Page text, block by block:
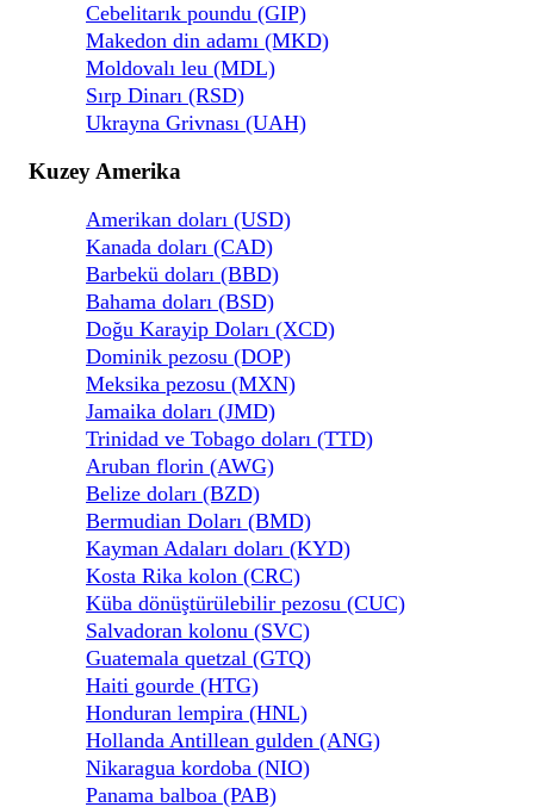
Cebelitarık poundu (GIP)
Makedon din adamı (MKD)
Moldovalı leu (MDL)
Sırp Dinarı (RSD)
Ukrayna Grivnası (UAH)
Kuzey Amerika
Amerikan doları (USD)
Kanada doları (CAD)
Barbekü doları (BBD)
Bahama doları (BSD)
Doğu Karayip Doları (XCD)
Dominik pezosu (DOP)
Meksika pezosu (MXN)
Jamaika doları (JMD)
Trinidad ve Tobago doları (TTD)
Aruban florin (AWG)
Belize doları (BZD)
Bermudian Doları (BMD)
Kayman Adaları doları (KYD)
Kosta Rika kolon (CRC)
Küba dönüştürülebilir pezosu (CUC)
Salvadoran kolonu (SVC)
Guatemala quetzal (GTQ)
Haiti gourde (HTG)
Honduran lempira (HNL)
Hollanda Antillean gulden (ANG)
Nikaragua kordoba (NIO)
Panama balboa (PAB)